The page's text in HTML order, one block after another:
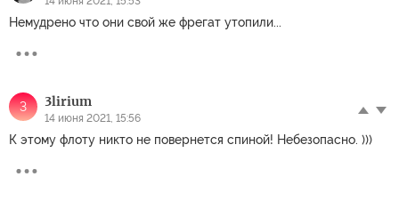
Немудрено что они свой же фрегат утопили...
3 3lirium
14 июня 2021, 15:56
К этому флоту никто не повернется спиной! Небезопасно. )))